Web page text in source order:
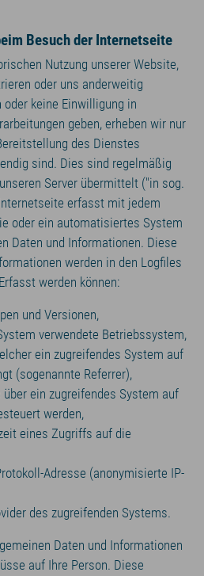
Besuch der Internetseite
Nutzung unserer Website,
oder uns anderweitig
keine Einwilligung in
geben, erheben wir nur
des Dienstes
sind. Dies sind regelmäßig
Server übermittelt ("in sog.
erfasst mit jedem
oder ein automatisiertes System
Daten und Informationen. Diese
werden in den Logfiles
werden können:
und Versionen,
verwendete Betriebssystem,
ein zugreifendes System auf
(sogenannte Referrer),
ein zugreifendes System auf
werden,
eines Zugriffs auf die
Adresse (anonymisierte IP-
des zugreifenden Systems.
Daten und Informationen
auf Ihre Person. Diese